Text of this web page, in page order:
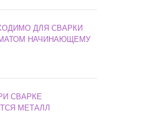
ДЛЯ СВАРКИ
НАЧИНАЮЩЕМУ
СВАРКЕ
МЕТАЛЛ